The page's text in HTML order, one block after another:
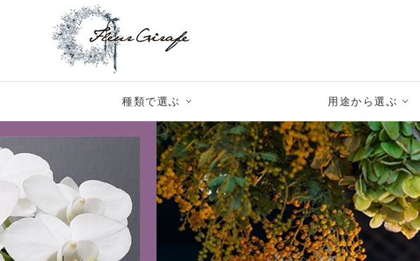
種類で選ぶ 用途から選ぶ